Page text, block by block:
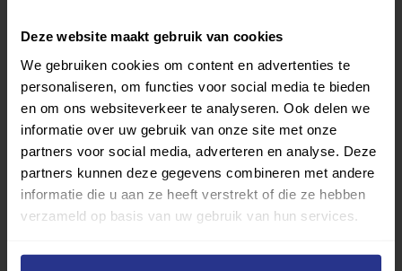
Deze website maakt gebruik van cookies
We gebruiken cookies om content en advertenties te
personaliseren, om functies voor social media te bieden
en om ons websiteverkeer te analyseren. Ook delen we
informatie over uw gebruik van onze site met onze
partners voor social media, adverteren en analyse. Deze
partners kunnen deze gegevens combineren met andere
informatie die u aan ze heeft verstrekt of die ze hebben
verzameld op basis van uw gebruik van hun services.
Vind jouw sport